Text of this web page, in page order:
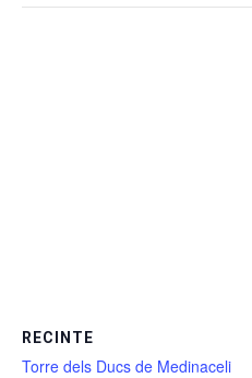
RECINTE
Torre dels Ducs de Medinaceli